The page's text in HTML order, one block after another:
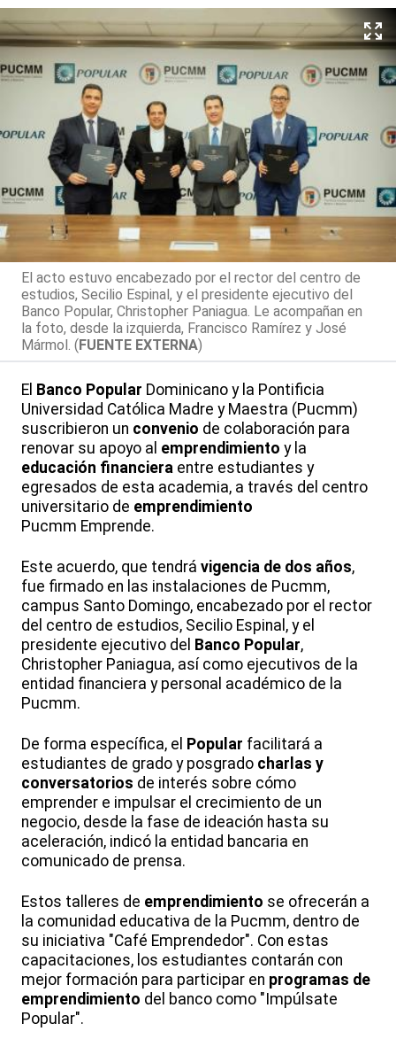
El acto estuvo encabezado por el rector del centro de
estudios, Secilio Espinal, y el presidente ejecutivo del
Banco Popular, Christopher Paniagua. Le acompañan en
la foto, desde la izquierda, Francisco Ramírez y José
Mármol. (FUENTE EXTERNA)
El Banco Popular Dominicano y la Pontificia
Universidad Católica Madre y Maestra (Pucmm)
suscribieron un convenio de colaboración para
renovar su apoyo al emprendimiento y la
educación financiera entre estudiantes y
egresados de esta academia, a través del centro
universitario de emprendimiento
Pucmm Emprende.
Este acuerdo, que tendrá vigencia de dos años,
fue firmado en las instalaciones de Pucmm,
campus Santo Domingo, encabezado por el rector
del centro de estudios, Secilio Espinal, y el
presidente ejecutivo del Banco Popular,
Christopher Paniagua, así como ejecutivos de la
entidad financiera y personal académico de la
Pucmm.
De forma específica, el Popular facilitará a
estudiantes de grado y posgrado charlas y
conversatorios de interés sobre cómo
emprender e impulsar el crecimiento de un
negocio, desde la fase de ideación hasta su
aceleración, indicó la entidad bancaria en
comunicado de prensa.
Estos talleres de emprendimiento se ofrecerán a
la comunidad educativa de la Pucmm, dentro de
su iniciativa "Café Emprendedor". Con estas
capacitaciones, los estudiantes contarán con
mejor formación para participar en programas de
emprendimiento del banco como "Impúlsate
Popular".